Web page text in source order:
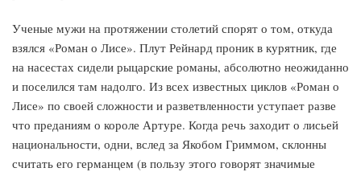
Ученые мужи на протяжении столетий спорят о том, откуда
взялся «Роман о Лисе». Плут Рейнард проник в курятник, где
на насестах сидели рыцарские романы, абсолютно неожиданно
и поселился там надолго. Из всех известных циклов «Роман о
Лисе» по своей сложности и разветвленности уступает разве
что преданиям о короле Артуре. Когда речь заходит о лисьей
национальности, одни, вслед за Якобом Гриммом, склонны
считать его германцем (в пользу этого говорят значимые